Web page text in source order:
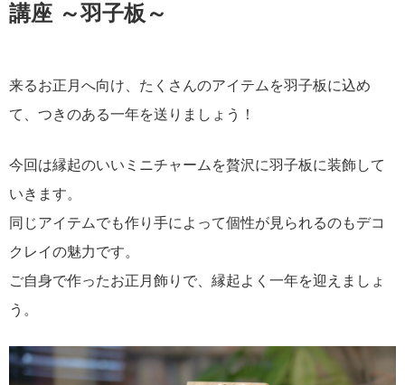
講座 ～羽子板～
来るお正月へ向け、たくさんのアイテムを羽子板に込め
て、つきのある一年を送りましょう！
今回は縁起のいいミニチャームを贅沢に羽子板に装飾して
いきます。
同じアイテムでも作り手によって個性が見られるのもデコ
クレイの魅力です。
ご自身で作ったお正月飾りで、縁起よく一年を迎えましょ
う。